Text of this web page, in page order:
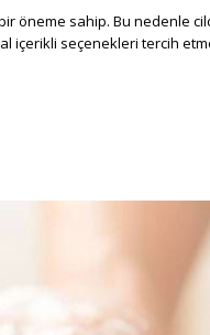
öneme sahip. Bu nedenle
içerikli seçenekleri tercih